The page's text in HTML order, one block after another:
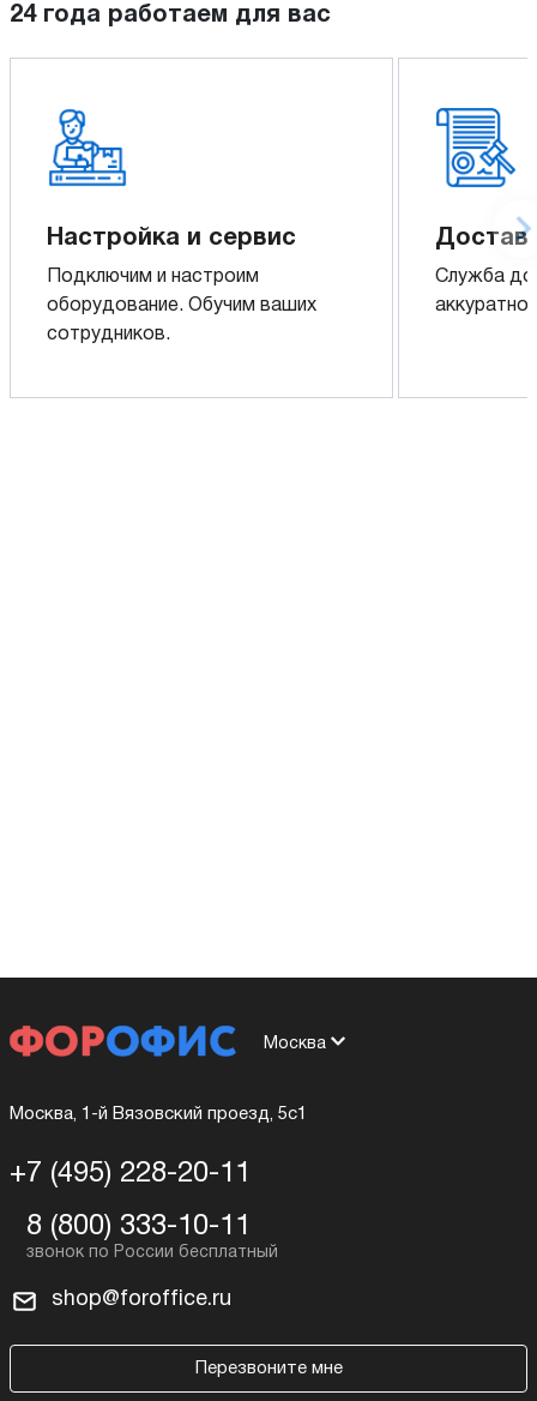
24 года работаем для вас
Настройка и сервис
Подключим и настроим
оборудование. Обучим ваших
сотрудников.
Служба
аккуратно
Москва
Москва, 1-й Вязовский проезд, 5с1
+7 (495) 228-20-11
8 (800) 333-10-11
shop@foroffice.ru
Перезвоните мне